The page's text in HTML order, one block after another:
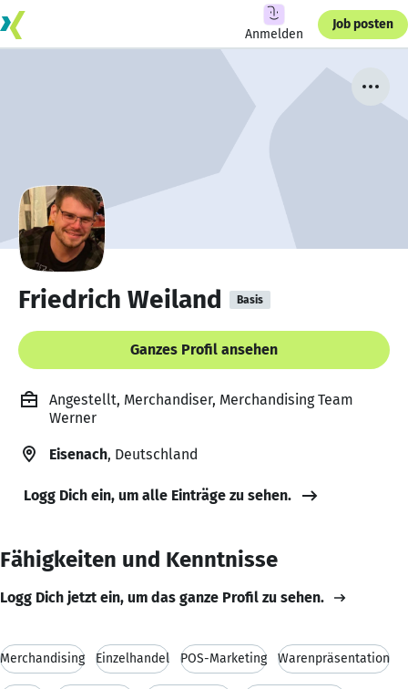
Anmelden
Job posten
Friedrich Weiland Basis
Ganzes Profil ansehen
Angestellt, Merchandiser, Merchandising Team
Werner
Eisenach, Deutschland
Logg Dich ein, um alle Einträge zu sehen.
Fähigkeiten und Kenntnisse
Logg Dich jetzt ein, um das ganze Profil zu sehen.
Merchandising Einzelhandel POS-Marketing Warenpräsentation